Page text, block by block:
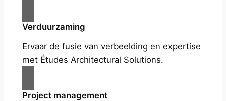
Verduurzaming
Ervaar de fusie van verbeelding en expertise
met Études Architectural Solutions.
Project management